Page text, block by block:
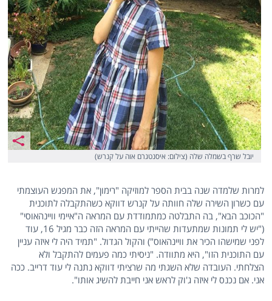
יובל שרף בשמלה שלה (צילום: איסנטגרם אוה על קנרש)
למרות שלמדה שנה בבית הספר למוזיקה "רימון", את המפגש העוצמתי
עם כשרון השירה שלה חוותה על קנרש דווקא כשהתקבלה לתוכנית
"הכוכב הבא", בה התבלטה כמתמודדת עם המראה ה"איימי וויינהאוסי"
("יש לי תמונות שמתעדות שהייתי עם המראה הזה כבר מגיל 16, עוד
לפני שמישהו הכיר את וויינהאוס") והקול הגדול. "תמיד היה לי איזה עניין
עם התוכנית הזו", היא מתוודה. "ניסיתי כמה פעמים להתקבל ולא
הצלחתי. העובדה שלא השגתי מה שרציתי דווקא נתנה לי עוד דרייב. ככה
אני. אם נכנס לי איזה ג'וק לראש אני חייבת להשיג אותו".